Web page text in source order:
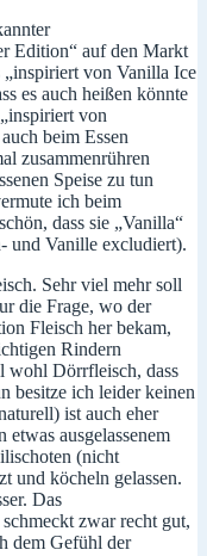
Edition“ auf den Markt
von Vanilla Ice
es auch heißen könnte
von
beim Essen
zusammenrühren
Speise zu tun
ich beim
dass sie „Vanilla“
und Vanille excludiert).
Sehr viel mehr soll
die Frage, wo der
Fleisch her bekam,
Rindern
wohl Dörrfleisch, dass
besitze ich leider keinen
ist auch eher
ausgelassenem
(nicht
und köcheln gelassen.
Das
zwar recht gut,
dem Gefühl der